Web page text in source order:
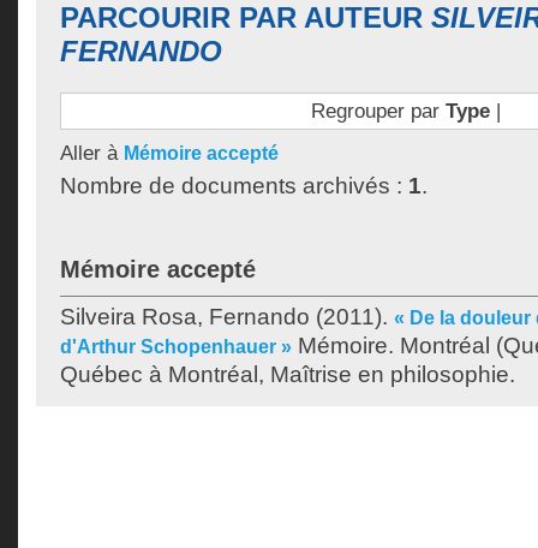
PARCOURIR PAR AUTEUR
FERNANDO
Regrouper par Type|
Aller à Mémoire accepté
Nombre de documents archivés : 1.
Mémoire accepté
Silveira Rosa, Fernando (2011). « De la
d'Arthur Schopenhauer » Mémoire. Montréal
Québec à Montréal, Maîtrise en philosophie.